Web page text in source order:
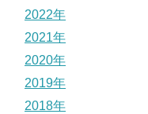
2022年
2021年
2020年
2019年
2018年